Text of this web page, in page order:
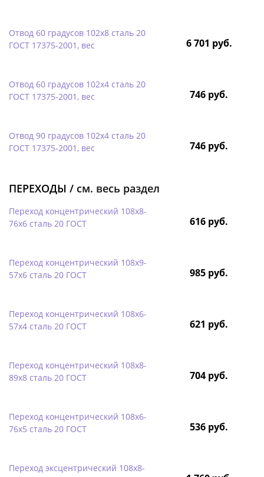
Отвод 60 градусов 102х8 сталь 20
ГОСТ 17375-2001, вес
6 701 руб.
Отвод 60 градусов 102х4 сталь 20
ГОСТ 17375-2001, вес
746 руб.
Отвод 90 градусов 102х4 сталь 20
ГОСТ 17375-2001, вес
746 руб.
ПЕРЕХОДЫ / см. весь раздел
Переход концентрический 108х8-
76х6 сталь 20 ГОСТ
616 руб.
Переход концентрический 108х9-
57х6 сталь 20 ГОСТ
985 руб.
Переход концентрический 108х6-
57х4 сталь 20 ГОСТ
621 руб.
Переход концентрический 108х8-
89х8 сталь 20 ГОСТ
704 руб.
Переход концентрический 108х6-
76х5 сталь 20 ГОСТ
536 руб.
Переход эксцентрический 108х8-